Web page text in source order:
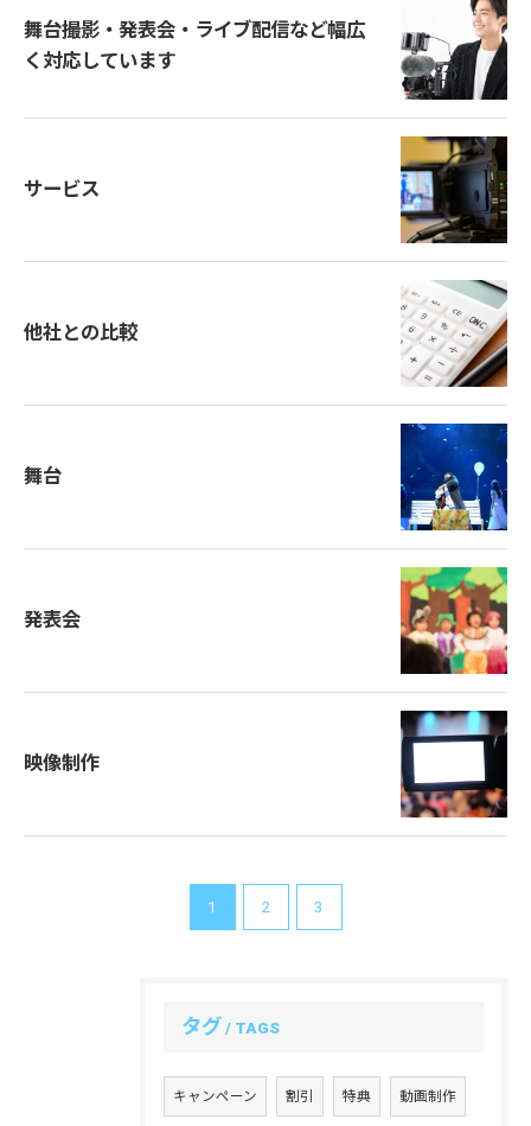
舞台撮影・発表会・ライブ配信など幅広
く対応しています
サービス
他社との比較
舞台
発表会
映像制作
1 2 3
タグ TAGS
キャンペーン 割引 特典 動画制作